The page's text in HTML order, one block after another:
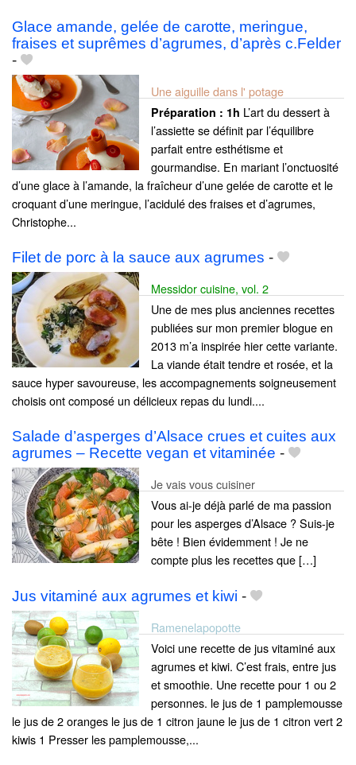
Glace amande, gelée de carotte, meringue,
fraises et suprêmes d’agrumes, d’après c.Felder
-
Une aiguille dans l' potage
Préparation : 1h L’art du dessert à
l’assiette se définit par l’équilibre
parfait entre esthétisme et
gourmandise. En mariant l’onctuosité
d’une glace à l’amande, la fraîcheur d’une gelée de carotte et le
croquant d’une meringue, l’acidulé des fraises et d’agrumes,
Christophe...
Filet de porc à la sauce aux agrumes -
Messidor cuisine, vol. 2
Une de mes plus anciennes recettes
publiées sur mon premier blogue en
2013 m’a inspirée hier cette variante.
La viande était tendre et rosée, et la
sauce hyper savoureuse, les accompagnements soigneusement
choisis ont composé un délicieux repas du lundi....
Salade d’asperges d’Alsace crues et cuites aux
agrumes – Recette vegan et vitaminée -
Je vais vous cuisiner
Vous ai-je déjà parlé de ma passion
pour les asperges d’Alsace ? Suis-je
bête ! Bien évidemment ! Je ne
compte plus les recettes que […]
Jus vitaminé aux agrumes et kiwi -
Ramenelapopotte
Voici une recette de jus vitaminé aux
agrumes et kiwi. C’est frais, entre jus
et smoothie. Une recette pour 1 ou 2
personnes. le jus de 1 pamplemousse
le jus de 2 oranges le jus de 1 citron jaune le jus de 1 citron vert 2
kiwis 1 Presser les pamplemousse,...